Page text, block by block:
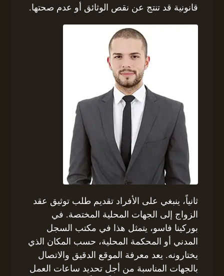
قانونية قد تنتج عن نقص الوثائق أو عدم صحتها.
ثانياً، ينبغي على الأفراد تقديم طلب توثيق عقد
الزواج إلى الجهات المحلية المختصة. في
بوركينا فاسو، يتمثل هذا في مكتب السجل
المدني أو المحكمة المحلية، حسب المكان الذي
يختارونه. يعد معرفة الموقع الدقيق والاتصال
بالجهات المناسبة من أجل تحديد ساعات العمل